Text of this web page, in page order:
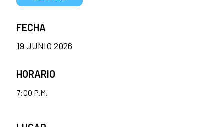
FECHA
19 JUNIO 2026
HORARIO
7:00 P.M.